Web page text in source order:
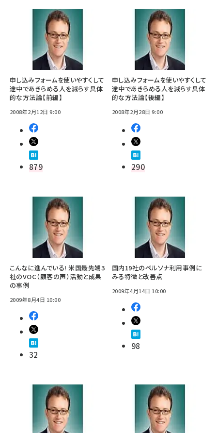
申し込みフォームを使いやすくして
途中であきらめる人を減らす具体
的な方法論【前編】
2008年2月12日 9:00
879
申し込みフォームを使いやすくして
途中であきらめる人を減らす具体
的な方法論【後編】
2008年2月28日 9:00
290
こんなに進んでいる! 米国最先端3
社のVOC（顧客の声）活動と成果
の事例
2009年8月4日 10:00
32
国内19社のペルソナ利用事例に
みる特徴と改善点
2009年4月14日 10:00
98